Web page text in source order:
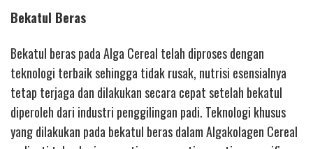
Bekatul Beras
Bekatul beras pada Alga Cereal telah diproses dengan
teknologi terbaik sehingga tidak rusak, nutrisi esensialnya
tetap terjaga dan dilakukan secara cepat setelah bekatul
diperoleh dari industri penggilingan padi. Teknologi khusus
yang dilakukan pada bekatul beras dalam Algakolagen Cereal